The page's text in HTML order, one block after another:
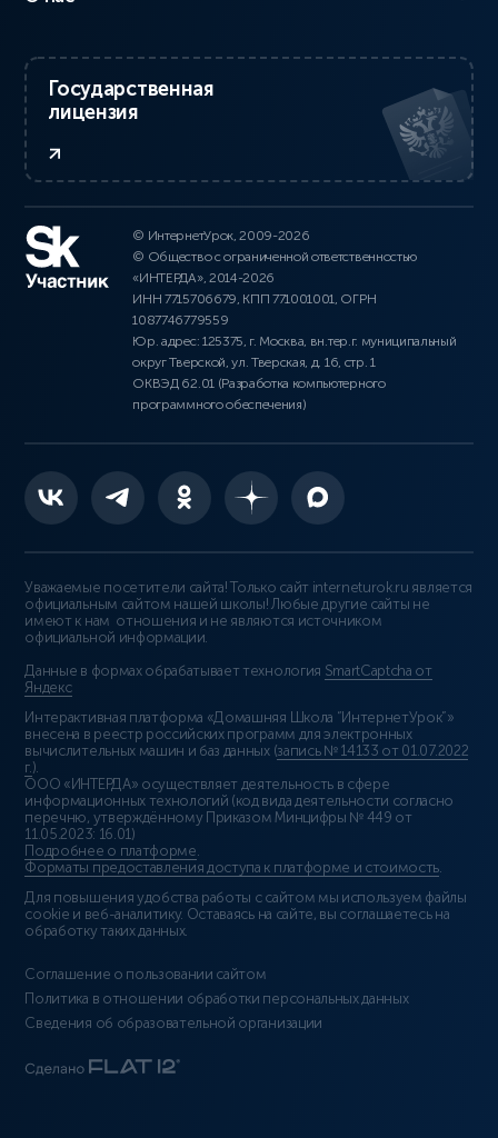
Государственная
лицензия
© ИнтернетУрок, 2009-2026
© Общество с ограниченной ответственностью
«ИНТЕРДА», 2014-2026
ИНН 7715706679, КПП 771001001, ОГРН
1087746779559
Юр. адрес: 125375, г. Москва, вн.тер.г. муниципальный
округ Тверской, ул. Тверская, д. 16, стр. 1
ОКВЭД 62.01 (Разработка компьютерного
программного обеспечения)
Уважаемые посетители сайта! Только сайт interneturok.ru является
официальным сайтом нашей школы! Любые другие сайты не
имеют к нам отношения и не являются источником
официальной информации.
Данные в формах обрабатывает технология SmartCaptcha от
Яндекс
Интерактивная платформа «Домашняя Школа “ИнтернетУрок”»
внесена в реестр российских программ для электронных
вычислительных машин и баз данных (запись № 14133 от 01.07.2022
г.).
ООО «ИНТЕРДА» осуществляет деятельность в сфере
информационных технологий (код вида деятельности согласно
перечню, утверждённому Приказом Минцифры № 449 от
11.05.2023: 16.01)
Подробнее о платформе.
Форматы предоставления доступа к платформе и стоимость.
Для повышения удобства работы с сайтом мы используем файлы
cookie и веб-аналитику. Оставаясь на сайте, вы соглашаетесь на
обработку таких данных.
Соглашение о пользовании сайтом
Политика в отношении обработки персональных данных
Сведения об образовательной организации